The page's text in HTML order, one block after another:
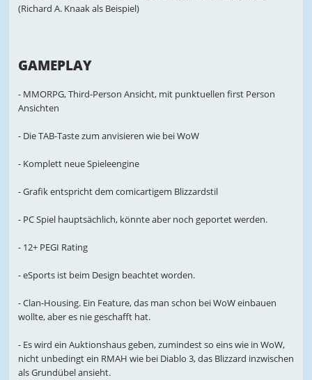
(Richard A. Knaak als Beispiel)
GAMEPLAY
- MMORPG, Third-Person Ansicht, mit punktuellen first Person
Ansichten
- Die TAB-Taste zum anvisieren wie bei WoW
- Komplett neue Spieleengine
- Grafik entspricht dem comicartigem Blizzardstil
- PC Spiel hauptsächlich, könnte aber noch geportet werden.
- 12+ PEGI Rating
- eSports ist beim Design beachtet worden.
- Clan-Housing. Ein Feature, das man schon bei WoW einbauen
wollte, aber es nie geschafft hat.
- Es wird ein Auktionshaus geben, zumindest so eins wie in WoW,
nicht unbedingt ein RMAH wie bei Diablo 3, das Blizzard inzwischen
als Grundübel ansieht.